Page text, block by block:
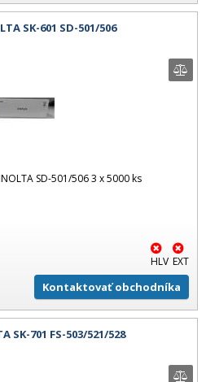
SK-601 SD-501/506
SD-501/506 3 x 5000 ks
HLV EXT
Kontaktovať obchodníka
SK-701 FS-503/521/528